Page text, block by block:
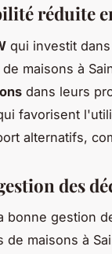
réduite
qui investit
maisons à
dans leurs
favorisent
alternatifs,
des
bonne gestion
de maisons à